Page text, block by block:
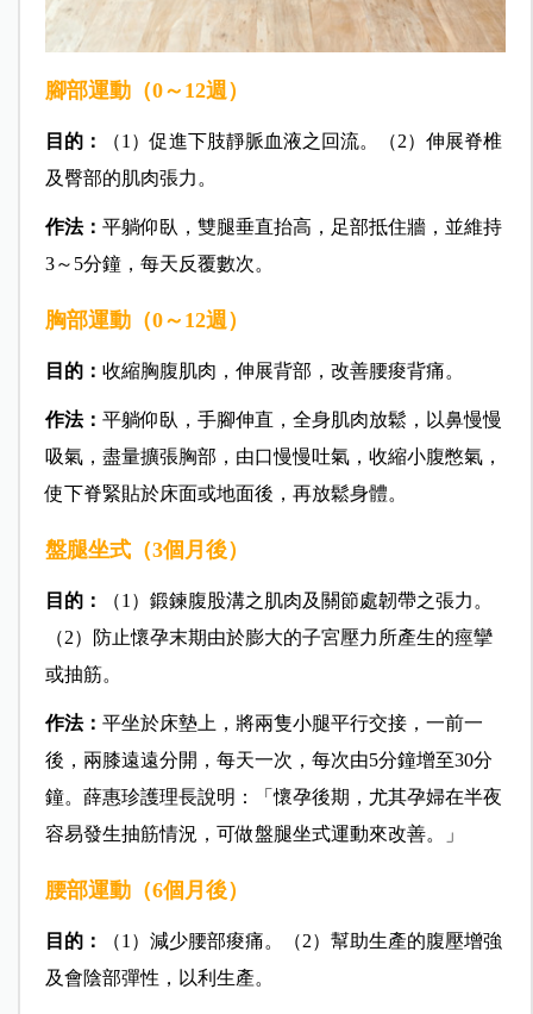
腳部運動（0～12週）
目的：
（1）促進下肢靜脈血液之回流。（2）伸展脊椎
及臀部的肌肉張力。
作法： 平躺仰臥，雙腿垂直抬高，足部抵住牆，並維持
3～5分鐘，每天反覆數次。
胸部運動（0～12週）
目的： 收縮胸腹肌肉，伸展背部，改善腰痠背痛。
作法： 平躺仰臥，手腳伸直，全身肌肉放鬆，以鼻慢慢
吸氣，盡量擴張胸部，由口慢慢吐氣，收縮小腹憋氣，
使下脊緊貼於床面或地面後，再放鬆身體。
盤腿坐式（3個月後）
目的：
（1）鍛鍊腹股溝之肌肉及關節處韌帶之張力。
（2）防止懷孕末期由於膨大的子宮壓力所產生的痙攣
或抽筋。
作法： 平坐於床墊上，將兩隻小腿平行交接，一前一
後，兩膝遠遠分開，每天一次，每次由5分鐘增至30分
鐘。薛惠珍護理長說明：「懷孕後期，尤其孕婦在半夜
容易發生抽筋情況，可做盤腿坐式運動來改善。」
腰部運動（6個月後）
目的：
（1）減少腰部痠痛。（2）幫助生產的腹壓增強
及會陰部彈性，以利生產。